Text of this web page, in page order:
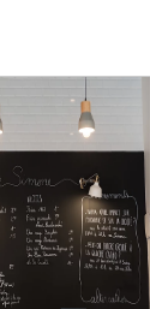
EST D'UNE
CARRÉS.